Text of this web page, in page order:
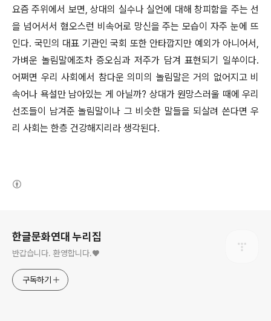
요즘 주위에서 보면, 상대의 실수나 실언에 대해 창피함을 주는 선
을 넘어서서 혐오스런 비속어로 망신을 주는 모습이 자주 눈에 뜨
인다. 국민의 대표 기관인 국회 또한 안타깝지만 예외가 아니어서,
가벼운 놀림말에조차 증오심과 저주가 담겨 표현되기 일쑤이다.
어쩌면 우리 사회에서 참다운 의미의 놀림말은 거의 없어지고 비
속어나 욕설만 남아있는 게 아닐까? 상대가 원망스러울 때에 우리
선조들이 남겨준 놀림말이나 그 비슷한 말들을 되살려 쓴다면 우
리 사회는 한층 건강해지리라 생각된다.
한글문화연대 누리집
반갑습니다. 환영합니다.♥
구독하기